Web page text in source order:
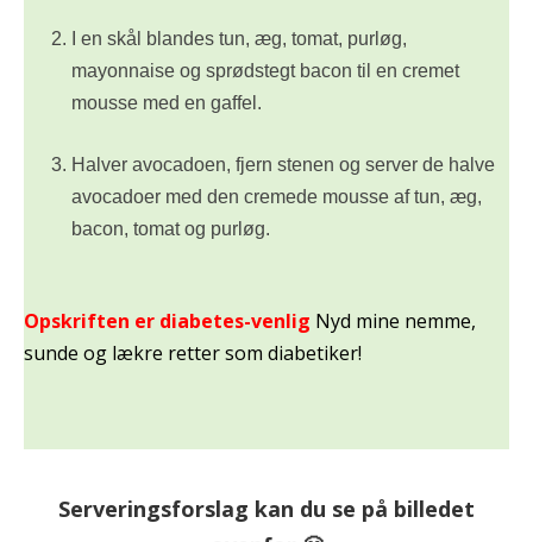
I en skål blandes tun, æg, tomat, purløg,
mayonnaise og sprødstegt bacon til en cremet
mousse med en gaffel.
Halver avocadoen, fjern stenen og server de halve
avocadoer med den cremede mousse af tun, æg,
bacon, tomat og purløg.
Opskriften er diabetes-venlig Nyd mine nemme,
sunde og lækre retter som diabetiker!
Serveringsforslag kan du se på billedet